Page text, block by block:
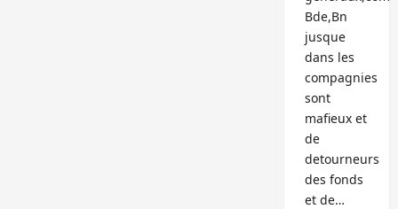
Bde,Bn
jusque
dans les
compagnies
sont
mafieux et
de
detourneurs
des fonds
et de…